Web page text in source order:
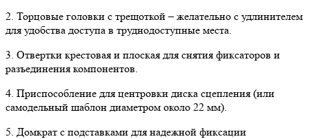
2. Торцовые головки с трещоткой – желательно с удлинителем
для удобства доступа в труднодоступные места.
3. Отвертки крестовая и плоская для снятия фиксаторов и
разъединения компонентов.
4. Приспособление для центровки диска сцепления (или
самодельный шаблон диаметром около 22 мм).
5. Домкрат с подставками для надежной фиксации